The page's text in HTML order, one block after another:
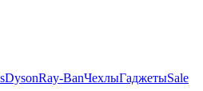
DysonRay-BanЧехлыГаджетыSale